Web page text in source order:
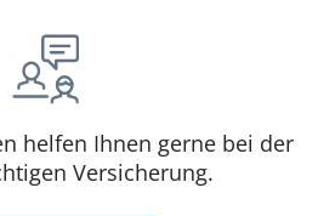
helfen Ihnen gerne bei der
Versicherung.